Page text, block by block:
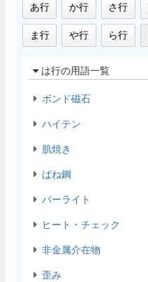
あ行 か行 さ行
ま行 や行 ら行
は行の用語一覧
ボンド磁石
ハイテン
肌焼き
ばね鋼
パーライト
ヒート・チェック
非金属介在物
歪み